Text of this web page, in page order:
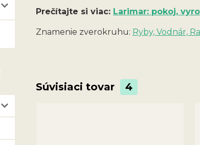
Prečítajte si viac: Larimar: pokoj,
Znamenie zverokruhu: Ryby, Vodnár,
Súvisiaci tovar 4